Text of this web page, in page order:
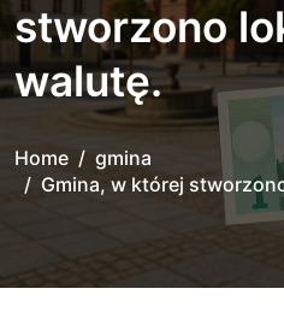
stworzono
walutę.
Home
gmina
Gmina, w której